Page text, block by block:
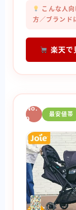
こんな人
方／ブランド
楽天
No.
9
最安値帯